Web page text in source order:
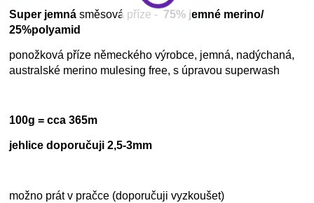
Super jemná směsová příze - 75% jemné merino/
25%polyamid
ponožková příze německého výrobce, jemná, nadýchaná,
australské merino mulesing free, s úpravou superwash
100g = cca 365m
jehlice doporučuji 2,5-3mm
možno prát v pračce (doporučuji vyzkoušet)